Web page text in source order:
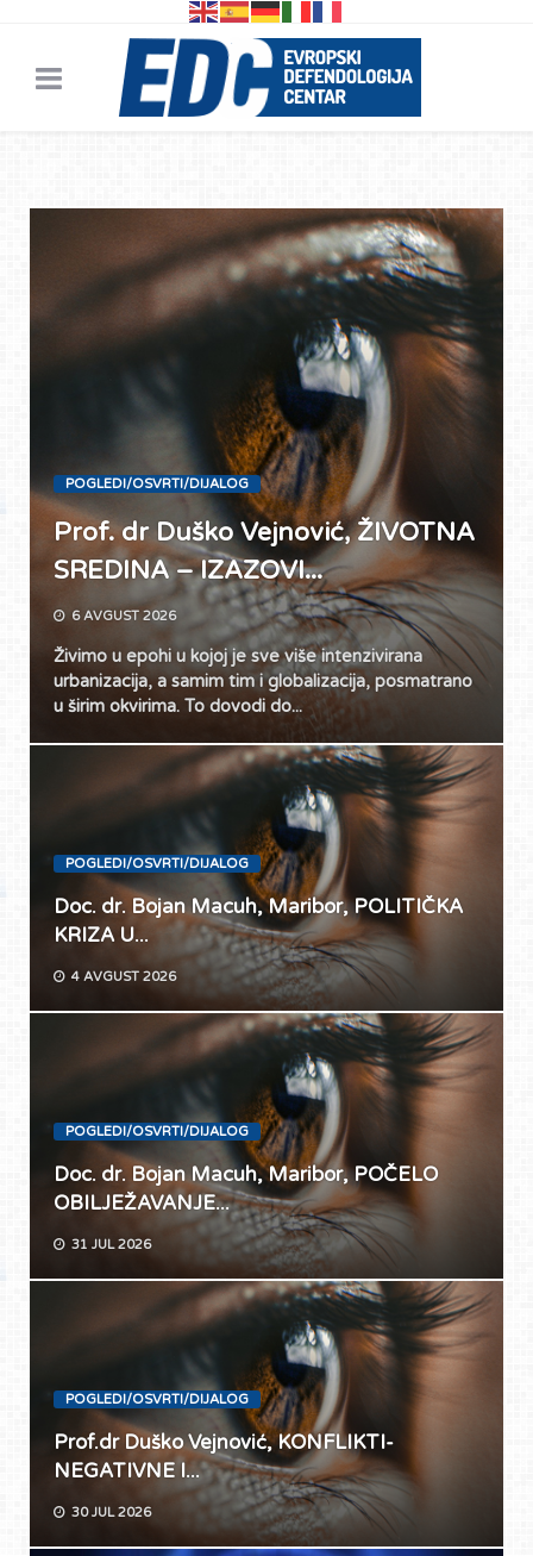
POGLEDI/OSVRTI/DIJALOG
Prof. dr Duško Vejnović, ŽIVOTNA
SREDINA – IZAZOVI...
6 AVGUST 2026
Živimo u epohi u kojoj je sve više intenzivirana
urbanizacija, a samim tim i globalizacija, posmatrano
u širim okvirima. To dovodi do...
POGLEDI/OSVRTI/DIJALOG
Doc. dr. Bojan Macuh, Maribor, POLITIČKA
KRIZA U...
4 AVGUST 2026
POGLEDI/OSVRTI/DIJALOG
Doc. dr. Bojan Macuh, Maribor, POČELO
OBILJEŽAVANJE...
31 JUL 2026
POGLEDI/OSVRTI/DIJALOG
Prof.dr Duško Vejnović, KONFLIKTI-
NEGATIVNE I...
30 JUL 2026